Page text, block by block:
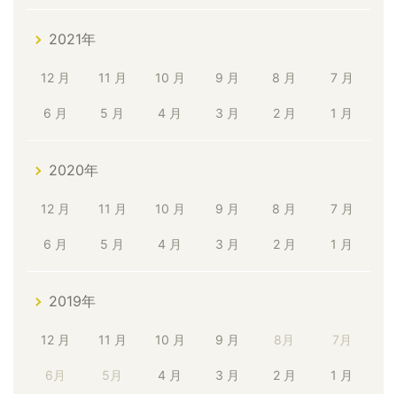
2021年
12 月 11 月 10 月 9 月 8 月 7 月
6 月 5 月 4 月 3 月 2 月 1 月
2020年
12 月 11 月 10 月 9 月 8 月 7 月
6 月 5 月 4 月 3 月 2 月 1 月
2019年
12 月 11 月 10 月 9 月 8月 7月
6月 5月 4 月 3 月 2 月 1 月